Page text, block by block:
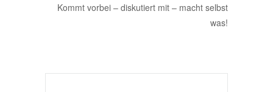
Kommt vorbei – diskutiert mit – macht selbst
was!